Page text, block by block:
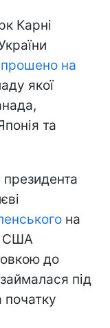
Карні
на
якої
та
на
США
до
під
початку